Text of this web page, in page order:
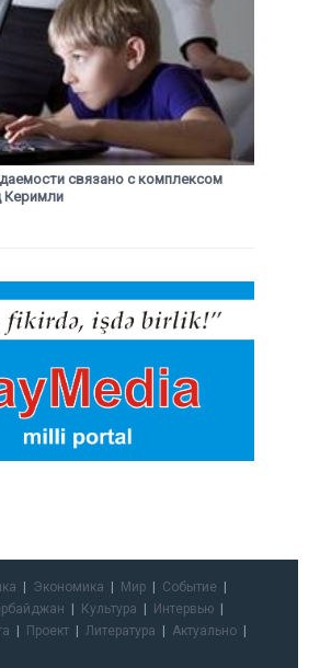
связано с комплексом
Керимли
Экономика Мир
Событие
Культура
Интервью
Проект Литература
Актуально